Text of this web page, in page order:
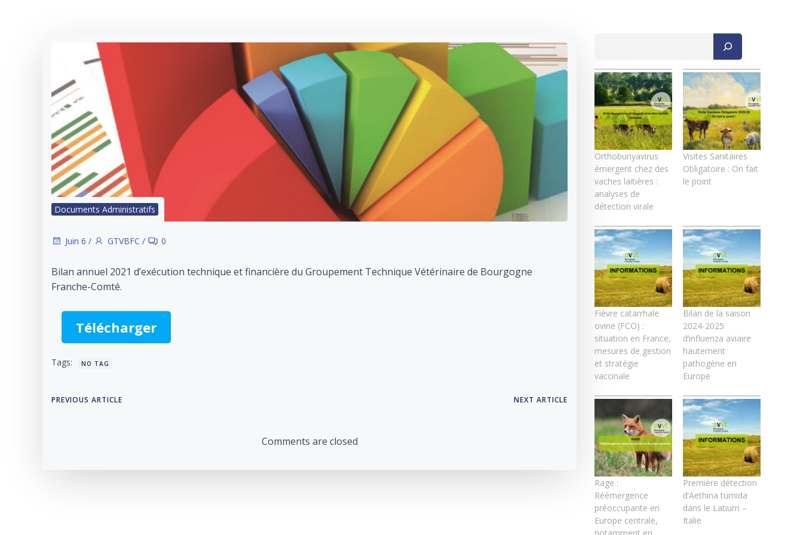
Documents Administratifs
Juin 6 / GTVBFC / 0
Bilan annuel 2021 d’exécution technique et financière du Groupement Technique Vétérinaire de Bourgogne
Franche-Comté.
Télécharger
Tags: NO TAG
Post
PREVIOUS ARTICLE
navigation
NEXT ARTICLE
Comments are closed
Orthobunyavirus
émergent chez des
vaches laitières :
analyses de
détection virale
Visites Sanitaires
Obligatoire : On fait
le point
Fièvre catarrhale
ovine (FCO) :
situation en France,
mesures de gestion
et stratégie
vaccinale
Bilan de la saison
2024-2025
d’influenza aviaire
hautement
pathogène en
Europe
Rage :
Réémergence
préoccupante en
Europe centrale,
Première détection
d’Aethina tumida
dans le Latium –
Italie